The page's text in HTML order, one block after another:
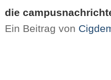
die
Ein Beitrag von